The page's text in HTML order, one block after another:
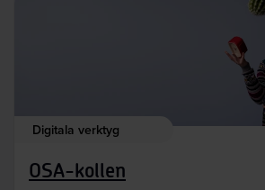
Digitala verktyg
OSA-kollen